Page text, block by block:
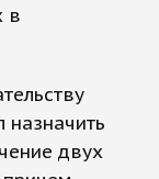
в
двух